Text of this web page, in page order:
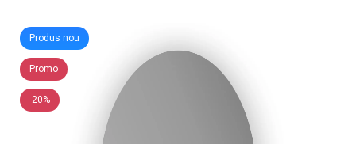
Produs nou
Promo
-20%